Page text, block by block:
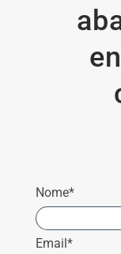
Nome*
Email*